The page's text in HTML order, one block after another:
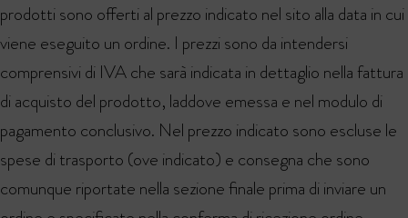
prodotti sono offerti al prezzo indicato nel sito alla data in cui
viene eseguito un ordine. I prezzi sono da intendersi
comprensivi di IVA che sarà indicata in dettaglio nella fattura
di acquisto del prodotto, laddove emessa e nel modulo di
pagamento conclusivo. Nel prezzo indicato sono escluse le
spese di trasporto (ove indicato) e consegna che sono
comunque riportate nella sezione finale prima di inviare un